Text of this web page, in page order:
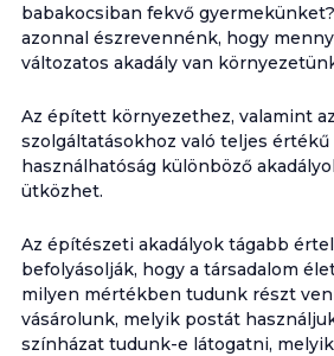
babakocsiban fekvő
azonnal észrevennénk, hogy
változatos akadály van
Az épített környezethez, valamint
szolgáltatásokhoz való teljes értékű
használhatóság különböző
ütközhet.
Az építészeti akadályok tágabb
befolyásolják, hogy a társadalom
milyen mértékben tudunk részt
vásárolunk, melyik postát
színházat tudunk-e látogatni,